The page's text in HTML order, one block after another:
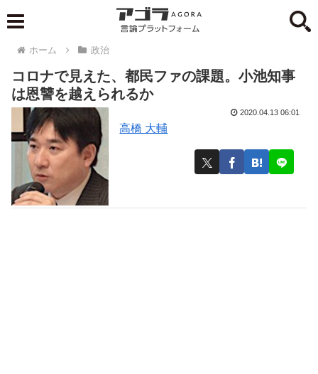
ホーム 政治
コロナで見えた、都民ファの課題。小池知事
は恩讐を越えられるか
高橋 大輔
2020.04.13 06:01